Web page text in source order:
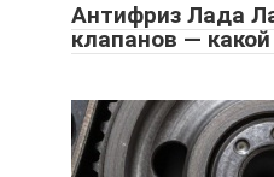
Антифриз Лада
клапанов —